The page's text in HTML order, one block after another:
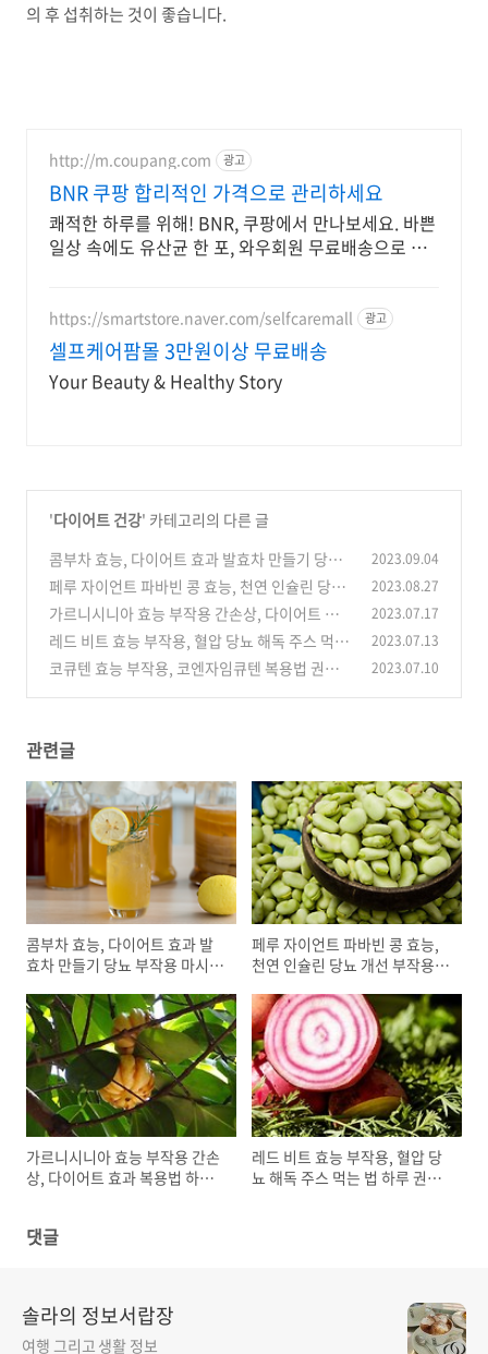
의 후 섭취하는 것이 좋습니다.
http://m.coupang.com 광고
BNR 쿠팡 합리적인 가격으로 관리하세요
쾌적한 하루를 위해! BNR, 쿠팡에서 만나보세요. 바쁜
일상 속에도 유산균 한 포, 와우회원 무료배송으로 편
https://smartstore.naver.com/selfcaremall 광고
셀프케어팜몰 3만원이상 무료배송
Your Beauty & Healthy Story
'다이어트 건강' 카테고리의 다른 글
콤부차 효능, 다이어트 효과 발효차 만들기 당뇨
부작용 마시는 법 권장량
(0)
2023.09.04
페루 자이언트 파바빈 콩 효능, 천연 인슐린 당뇨
개선 부작용 먹는 방법 (0)
2023.08.27
가르니시니아 효능 부작용 간손상, 다이어트 효
과 복용법 하루 권장량
(0)
2023.07.17
레드 비트 효능 부작용, 혈압 당뇨 해독 주스 먹는
법 하루 권장량
(0)
2023.07.13
코큐텐 효능 부작용, 코엔자임큐텐 복용법 권장
2023.07.10
관련글
콤부차 효능, 다이어트 효과 발
효차 만들기 당뇨 부작용 마시는
페루 자이언트 파바빈 콩 효능,
천연 인슐린 당뇨 개선 부작용
가르니시니아 효능 부작용 간손
상, 다이어트 효과 복용법 하루
레드 비트 효능 부작용, 혈압 당
뇨 해독 주스 먹는 법 하루 권장
댓글
솔라의 정보서랍장
여행 그리고 생활 정보